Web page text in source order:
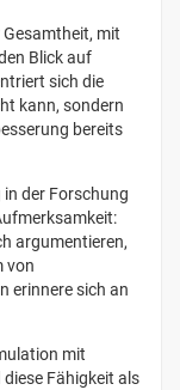
mit
Blick auf
sich die
kann, sondern
bereits
der Forschung
argumentieren,
von
erinnere sich an
mit
Fähigkeit als